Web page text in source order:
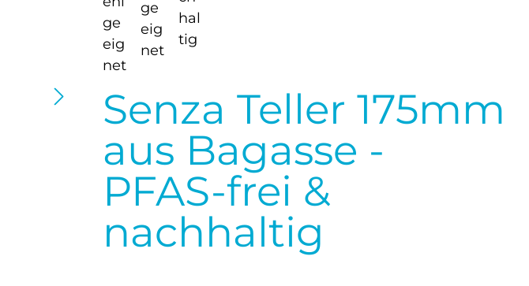
Senza Teller 175mm
aus Bagasse -
PFAS-frei &
nachhaltig